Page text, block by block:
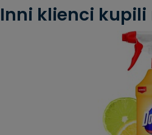
Inni klienci kupili